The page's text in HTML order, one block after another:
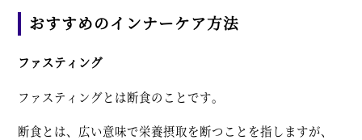
おすすめのインナーケア方法
ファスティング
ファスティングとは断食のことです。
断食とは、広い意味で栄養摂取を断つことを指しますが、